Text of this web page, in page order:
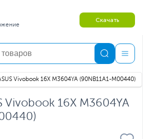
Скачать
Vivobook 16X M3604YA (90NB11A1-M00440)
Vivobook 16X M3604YA